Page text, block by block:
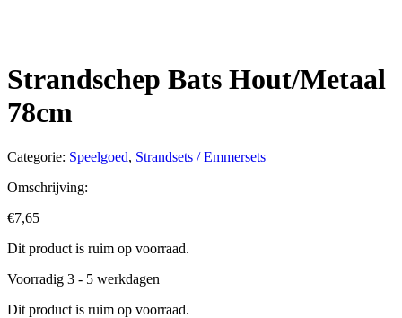
Strandschep Bats Hout/Metaal
78cm
Categorie: Speelgoed, Strandsets / Emmersets
Omschrijving:
€7,65
Dit product is ruim op voorraad.
Voorradig 3 - 5 werkdagen
Dit product is ruim op voorraad.